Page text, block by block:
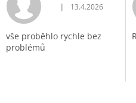
Hodnocení
| 13.4.2026
vše proběhlo rychle bez
problémů